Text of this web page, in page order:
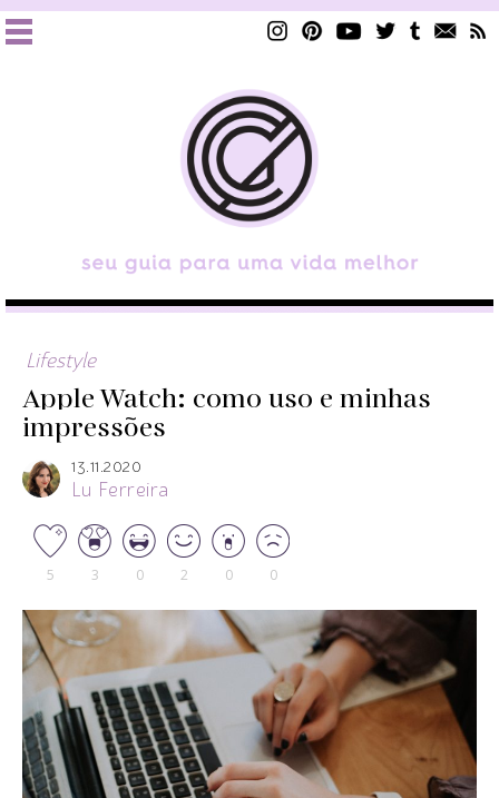
Lifestyle
Apple Watch: como uso e minhas
impressões
13.11.2020
Lu Ferreira
5 3 0 2 0 0